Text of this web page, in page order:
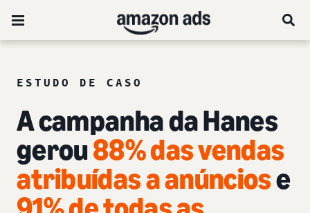
ESTUDO DE CASO
A campanha da Hanes
gerou88% das vendas
atribuídas a anúnciose